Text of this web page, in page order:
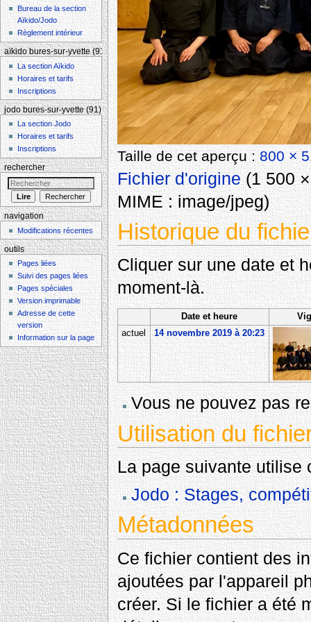
Taille de cet aperçu :800 ×
Fichier d'origine‎(1 500
MIME :image/jpeg)
Historique du
Cliquer sur une date et
moment-là.
Date et heure
actuel
14 novembre 2019 à 20:23
Vous ne pouvez pas
Utilisation du
La page suivante utilise
Jodo : Stages,
Métadonnées
Ce fichier contient des
ajoutées par l'appareil
créer. Si le fichier a été
Bureau de la section
Aïkido/Jodo
Règlement intérieur
aïkido bures-sur-yvette (91)
La section Aïkido
Horaires et tarifs
Inscriptions
jodo bures-sur-yvette (91)
La section Jodo
Horaires et tarifs
Inscriptions
rechercher
navigation
Modifications récentes
outils
Pages liées
Suivi des pages liées
Pages spéciales
Version imprimable
Adresse de cette
version
Information sur la page